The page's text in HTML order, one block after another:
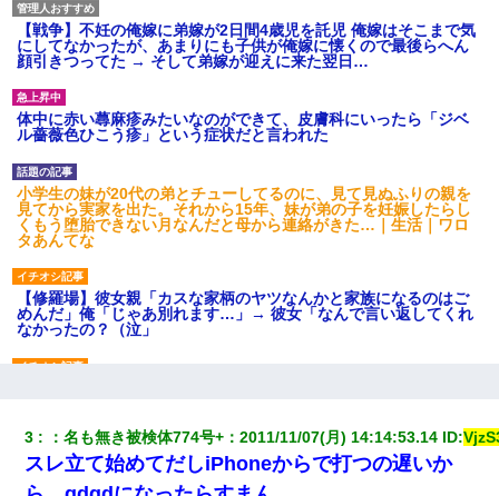
【戦争】不妊の俺嫁に弟嫁が2日間4歳児を託児 俺嫁はそこまで気
にしてなかったが、あまりにも子供が俺嫁に懐くので最後らへん
顔引きつってた → そして弟嫁が迎えに来た翌日…
体中に赤い蕁麻疹みたいなのができて、皮膚科にいったら「ジベ
ル薔薇色ひこう疹」という症状だと言われた
小学生の妹が20代の弟とチューしてるのに、見て見ぬふりの親を
見てから実家を出た。それから15年、妹が弟の子を妊娠したらし
くもう堕胎できない月なんだと母から連絡がきた…｜生活｜ワロ
タあんてな
【修羅場】彼女親「カスな家柄のヤツなんかと家族になるのはご
めんだ」俺「じゃあ別れます…」→ 彼女「なんで言い返してくれ
なかったの？（泣」
妻が亡くなったんだけど正直ガチで嬉しい
3 ：名も無き被検体774号+ ：2011/11/07(月) 14:14:53.14 ID:
スレ立て始めてだしiPhoneからで打つの遅いか